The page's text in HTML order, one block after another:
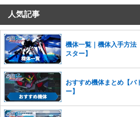
コメントの削除を申請する
せていただきます。ご了承ください。
※一度削除したコメントは復元ができ
さい。
また、過度な利用規約の違反や、弊社に損害
った場合は、法的措置をとらせていただく場
かじめご理解くださいませ。
人気記事
機体一覧｜機体入手方法
スター】
おすすめ機体まとめ【バ
ー】